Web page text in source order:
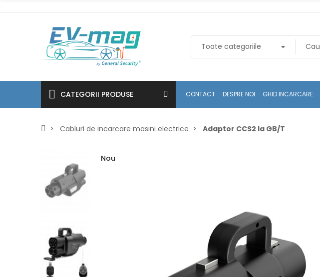
CATEGORII PRODUSE CONTACT DESPRE NOI GHID INCARCARE
Cabluri de incarcare masini electrice Adaptor CCS2 la GB/T
Nou